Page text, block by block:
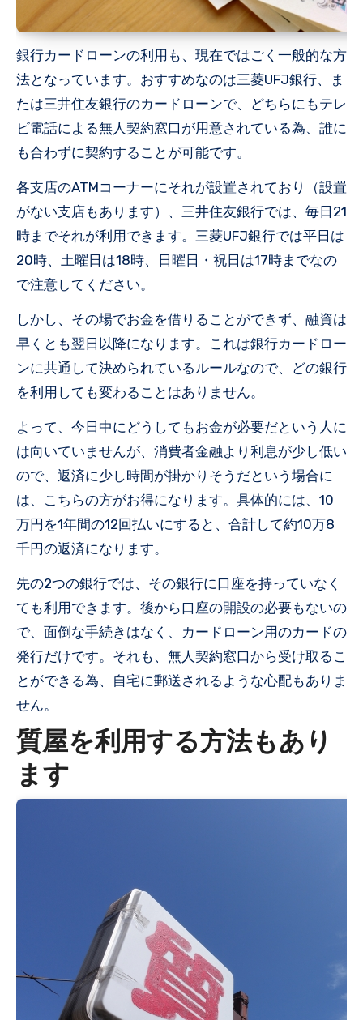
銀行カードローンの利用も、現在ではごく一般的な方
法となっています。おすすめなのは三菱UFJ銀行、ま
たは三井住友銀行のカードローンで、どちらにもテレ
ビ電話による無人契約窓口が用意されている為、誰に
も合わずに契約することが可能です。
各支店のATMコーナーにそれが設置されており（設置
がない支店もあります）、三井住友銀行では、毎日21
時までそれが利用できます。三菱UFJ銀行では平日は
20時、土曜日は18時、日曜日・祝日は17時までなの
で注意してください。
しかし、その場でお金を借りることができず、融資は
早くとも翌日以降になります。これは銀行カードロー
ンに共通して決められているルールなので、どの銀行
を利用しても変わることはありません。
よって、今日中にどうしてもお金が必要だという人に
は向いていませんが、消費者金融より利息が少し低い
ので、返済に少し時間が掛かりそうだという場合に
は、こちらの方がお得になります。具体的には、10
万円を1年間の12回払いにすると、合計して約10万8
千円の返済になります。
先の2つの銀行では、その銀行に口座を持っていなく
ても利用できます。後から口座の開設の必要もないの
で、面倒な手続きはなく、カードローン用のカードの
発行だけです。それも、無人契約窓口から受け取るこ
とができる為、自宅に郵送されるような心配もありま
せん。
質屋を利用する方法もあり
ます